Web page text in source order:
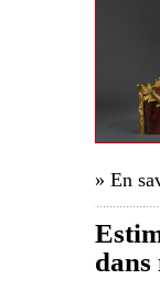
» En
dans